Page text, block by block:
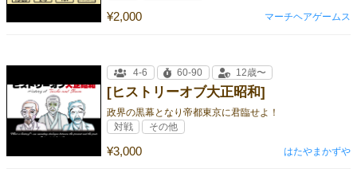
¥2,000 マーチヘアゲームス
[ヒストリーオブ大正昭和]
政界の黒幕となり帝都東京に君臨せよ！
¥3,000
4-6 60-90 12歳〜
対戦 その他
はたやまかずや